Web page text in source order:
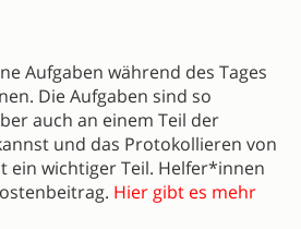
Aufgaben während des Tages
Die Aufgaben sind so
auch an einem Teil der
und das Protokollieren von
ein wichtiger Teil. Helfer*innen
Hier gibt es mehr